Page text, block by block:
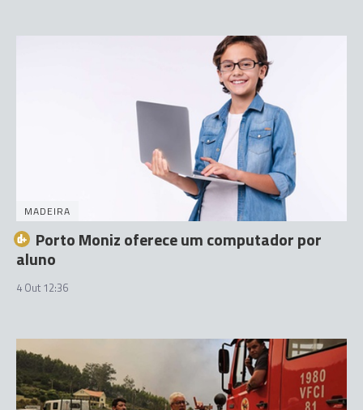
MADEIRA
Porto Moniz oferece um computador por
aluno
4 Out 12:36